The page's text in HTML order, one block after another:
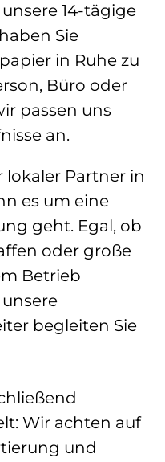
14-tägige
Sie
in Ruhe zu
Büro oder
passen uns
an.
Partner in
es um eine
geht. Egal, ob
oder große
Betrieb
begleiten Sie
Wir achten auf
und